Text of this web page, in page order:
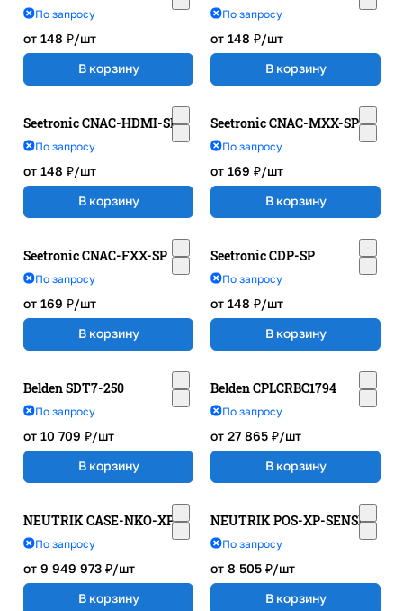
По запросу
от 148 ₽/шт
В корзину
По запросу
от 148 ₽/шт
В корзину
Seetronic CNAC-HDMI-SP
По запросу
от 148 ₽/шт
В корзину
Seetronic CNAC-MXX-SP
По запросу
от 169 ₽/шт
В корзину
Seetronic CNAC-FXX-SP
По запросу
от 169 ₽/шт
В корзину
Seetronic CDP-SP
По запросу
от 148 ₽/шт
В корзину
Belden SDT7-250
По запросу
от 10 709 ₽/шт
В корзину
Belden CPLCRBC1794
По запросу
от 27 865 ₽/шт
В корзину
NEUTRIK CASE-NKO-XP
По запросу
от 9 949 973 ₽/шт
В корзину
NEUTRIK POS-XP-SENSE
По запросу
от 8 505 ₽/шт
В корзину